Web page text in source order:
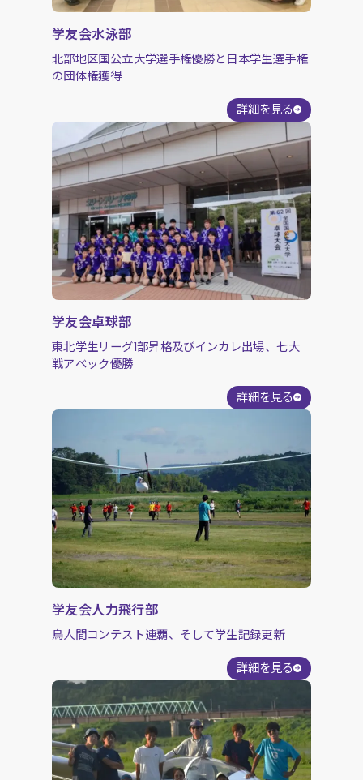
学友会水泳部
北部地区国公立大学選手権優勝と日本学生選手権
の団体権獲得
詳細を見る
学友会卓球部
東北学生リーグ1部昇格及びインカレ出場、七大
戦アベック優勝
詳細を見る
学友会人力飛行部
鳥人間コンテスト連覇、そして学生記録更新
詳細を見る